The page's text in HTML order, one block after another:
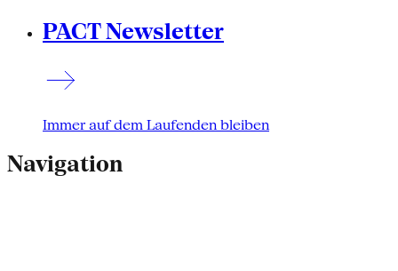
PACT Newsletter
Immer auf dem Laufenden bleiben
Navigation